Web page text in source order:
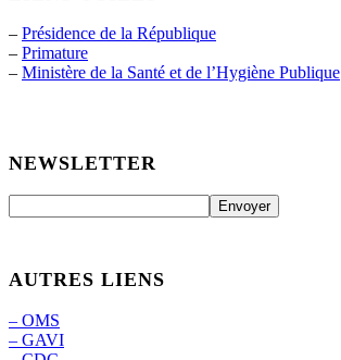
– Présidence de la République
– Primature
– Ministère de la Santé et de l’Hygiène Publique
NEWSLETTER
AUTRES LIENS
– OMS
– GAVI